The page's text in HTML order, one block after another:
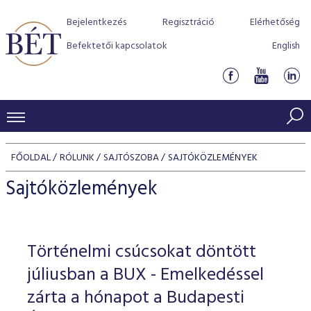
Bejelentkezés Regisztráció
Elérhetőség
Befektetői kapcsolatok
English
KERESKEDÉSI ADATOK
INDEXEK
Jelzáloglevél indexek
Vállalati kötvény indexek
Azonnali Piac
Részvények
Származékos piac
BEFEKTETŐK
Részvény szekció
Hitelpapír szekció
BÉT szabályzatok
Befektetővédelem
Alkalmazott díjstruktúra
Elszámolás
Részvény és vállalati kötvény tőzsdei bevezetését
program
BÉT Xtend - Részvénypiac egyszerűen
TŐZSDETAGOK
Tőzsdetagok, üzletkötők
VENDOROK
FŐOLDAL RÓLUNK SAJTÓSZOBA SAJTÓKÖZLEMÉNYEK
Sajtóközlemények
Történelmi csúcsokat döntött
júliusban a BUX - Emelkedéssel
zárta a hónapot a Budapesti